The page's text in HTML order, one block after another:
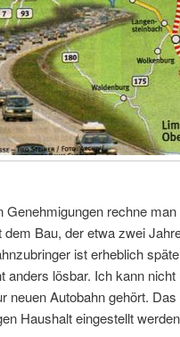
Genehmigungen rechne
dem Bau, der etwa zwei
ist erheblich
anders lösbar. Ich kann
neuen Autobahn gehört.
Haushalt eingestellt